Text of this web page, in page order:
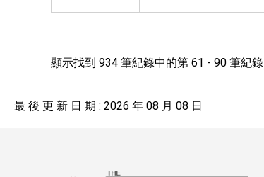
顯示找到 934 筆紀錄中的第 61 - 90 筆紀錄
最 後 更 新 日 期 : 2026 年 08 月 08 日